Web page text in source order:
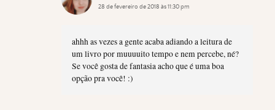
28 de fevereiro de 2018 às 11:30 pm
ahhh as vezes a gente acaba adiando a leitura de
um livro por muuuuito tempo e nem percebe, né?
Se você gosta de fantasia acho que é uma boa
opção pra você! :)